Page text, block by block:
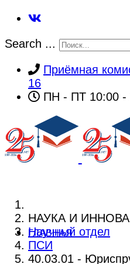
Search ...
Приёмная
16
ПН - ПТ 10:00 -
ГЛАВНАЯ
НАУКА И
Научный отдел
ПСИ
40.03.01 -